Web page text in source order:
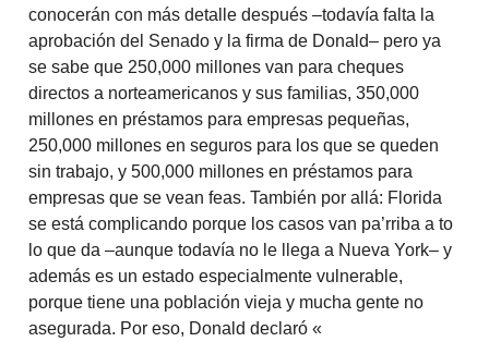
conocerán con más detalle después –todavía falta la
aprobación del Senado y la firma de Donald– pero ya
se sabe que 250,000 millones van para cheques
directos a norteamericanos y sus familias, 350,000
millones en préstamos para empresas pequeñas,
250,000 millones en seguros para los que se queden
sin trabajo, y 500,000 millones en préstamos para
empresas que se vean feas. También por allá: Florida
se está complicando porque los casos van pa’rriba a to
lo que da –aunque todavía no le llega a Nueva York– y
además es un estado especialmente vulnerable,
porque tiene una población vieja y mucha gente no
asegurada. Por eso, Donald declaró «